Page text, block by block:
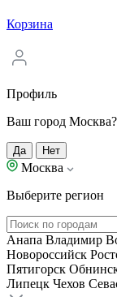
Корзина
Профиль
Ваш город Москва?
Да Нет
Москва
Выберите регион
Анапа Владимир
Новороссийск
Пятигорск
Липецк Чехов